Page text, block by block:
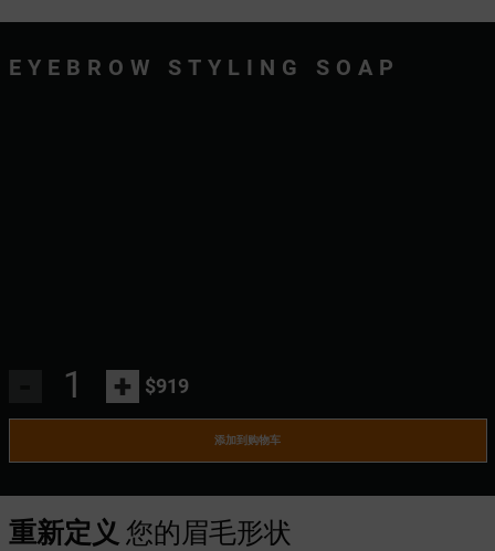
EYEBROW STYLING SOAP
+ $919
添加到购物车
重新定义 您的眉毛形状